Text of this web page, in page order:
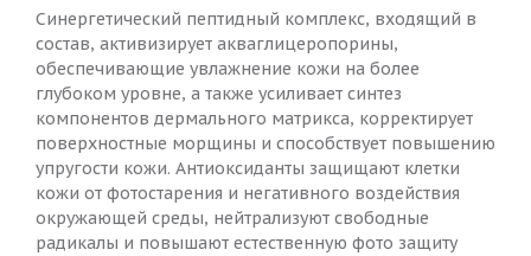
Синергетический пептидный комплекс, входящий в
состав, активизирует акваглицеропорины,
обеспечивающие увлажнение кожи на более
глубоком уровне, а также усиливает синтез
компонентов дермального матрикса, корректирует
поверхностные морщины и способствует повышению
упругости кожи. Антиоксиданты защищают клетки
кожи от фотостарения и негативного воздействия
окружающей среды, нейтрализуют свободные
радикалы и повышают естественную фото защиту